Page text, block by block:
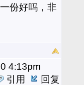
份好吗，非
4:13pm
引用
回复